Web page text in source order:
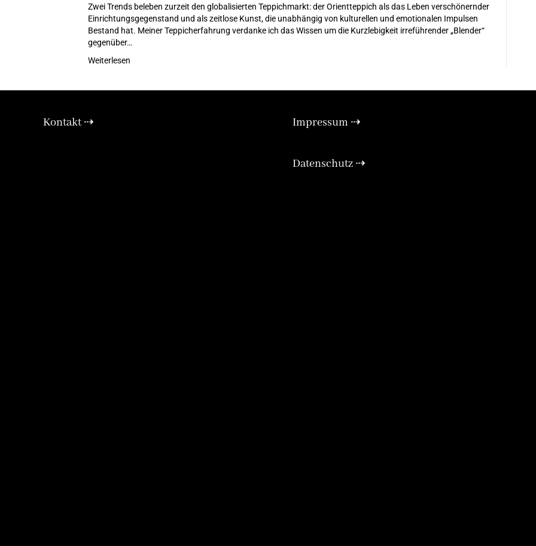
Zwei Trends beleben zurzeit den globalisierten Teppichmarkt: der Orientteppich als das Leben verschönernder
Einrichtungsgegenstand und als zeitlose Kunst, die unabhängig von kulturellen und emotionalen Impulsen
Bestand hat. Meiner Teppicherfahrung verdanke ich das Wissen um die Kurzlebigkeit irreführender „Blender“
gegenüber…
Weiterlesen
Kontakt ⇢ ExpandImpressum ⇢
Datenschutz ⇢